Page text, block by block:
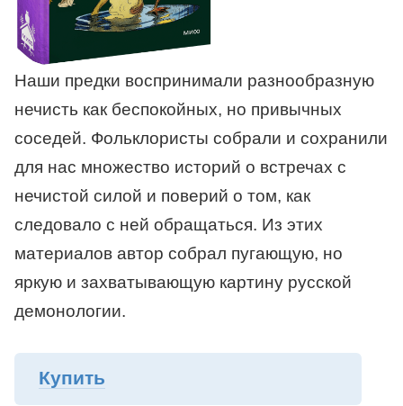
Наши предки воспринимали разнообразную
нечисть как беспокойных, но привычных
соседей. Фольклористы собрали и сохранили
для нас множество историй о встречах с
нечистой силой и поверий о том, как
следовало с ней обращаться. Из этих
материалов автор собрал пугающую, но
яркую и захватывающую картину русской
демонологии.
Купить